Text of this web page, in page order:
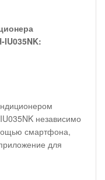
IU035NK:
независимо
смартфона,
для